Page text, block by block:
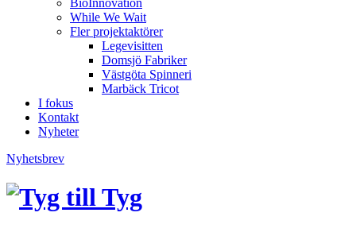
BioInnovation
While We Wait
Fler projektaktörer
Legevisitten
Domsjö Fabriker
Västgöta Spinneri
Marbäck Tricot
I fokus
Kontakt
Nyheter
Nyhetsbrev